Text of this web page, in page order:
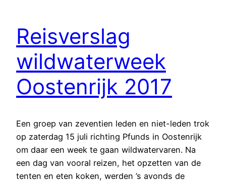
Reisverslag
wildwaterweek
Oostenrijk 2017
Een groep van zeventien leden en niet-leden trok
op zaterdag 15 juli richting Pfunds in Oostenrijk
om daar een week te gaan wildwatervaren. Na
een dag van vooral reizen, het opzetten van de
tenten en eten koken, werden ’s avonds de